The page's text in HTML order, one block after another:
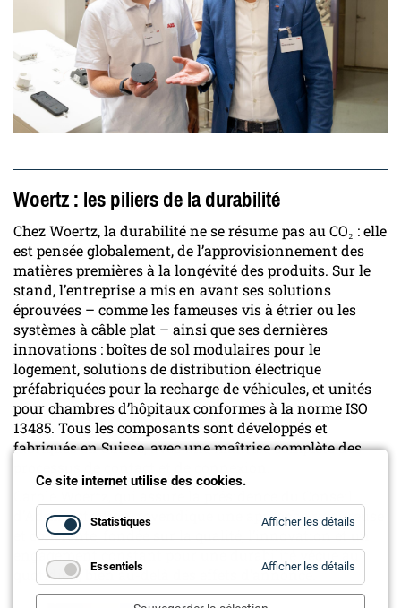
Woertz : les piliers de la durabilité
Chez Woertz, la durabilité ne se résume pas au CO₂ : elle
est pensée globalement, de l’approvisionnement des
matières premières à la longévité des produits. Sur le
stand, l’entreprise a mis en avant ses solutions
éprouvées – comme les fameuses vis à étrier ou les
systèmes à câble plat – ainsi que ses dernières
innovations : boîtes de sol modulaires pour le
logement, solutions de distribution électrique
préfabriquées pour la recharge de véhicules, et unités
pour chambres d’hôpitaux conformes à la norme ISO
13485. Tous les composants sont développés et
fabriqués en Suisse, avec une maîtrise complète des
d’Administration, revendique une approche rigoureuse
et cohérente, fondée sur la qualité, l’innovation et un
engagement constant pour une durabilité vécue au
quotidien, bien au-delà des effets d’annonce.
Ce site internet utilise des cookies.
Statistiques Afficher les détails
Essentiels Afficher les détails